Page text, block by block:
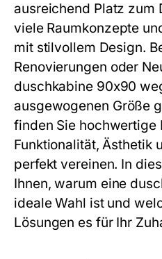
ausreichend Platz zum
viele Raumkonzepte
mit stilvollem Design.
Renovierungen oder
duschkabine 90x90
ausgewogenen Größe
finden Sie hochwertige
Funktionalität, Ästhetik
perfekt vereinen. In
Ihnen, warum eine
ideale Wahl ist und
Lösungen es für Ihr